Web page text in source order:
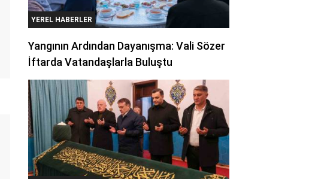
YEREL HABERLER
Yangının Ardından Dayanışma: Vali Sözer
İftarda Vatandaşlarla Buluştu